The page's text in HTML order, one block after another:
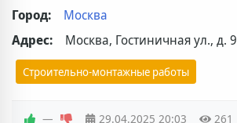
Город:
Москва
Адрес:
Москва, Гостиничная ул., д. 9
Строительно-монтажные работы
— 29.04.2025 20:03 261